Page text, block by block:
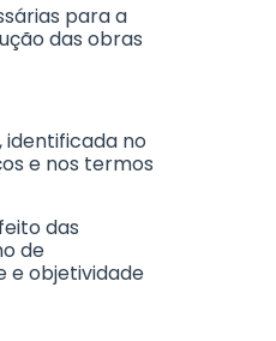
para a
das obras
identificada no
e nos termos
das
de
e objetividade